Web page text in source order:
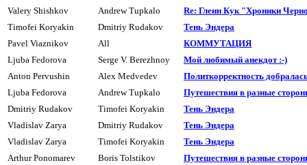
Valery Shishkov
Andrew Tupkalo
Re: Гленн Кук "Хроники
Timofei Koryakin
Dmitriy Rudakov
Тень Эндера
Pavel Viaznikov
All
КОММУТАЦИЯ
Ljuba Fedorova
Serge V. Berezhnoy
Мой любимый анекдот :-)
Anton Pervushin
Alex Medvedev
Политкорректность
Ljuba Fedorova
Andrew Tupkalo
Пyтешествия в разные
Dmitriy Rudakov
Timofei Koryakin
Тень Эндера
Vladislav Zarya
Dmitriy Rudakov
Тень Эндера
Vladislav Zarya
Timofei Koryakin
Тень Эндера
Arthur Ponomarev
Boris Tolstikov
Пyтешествия в разные